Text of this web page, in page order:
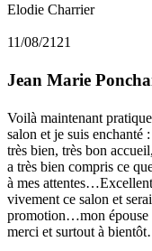
Elodie Charrier
11/08/2121
Jean Marie
Voilà maintenant
salon et je suis enchanté
très bien, très bon
a très bien compris ce
à mes
vivement ce salon et
promotion…mon épouse
merci et surtout à